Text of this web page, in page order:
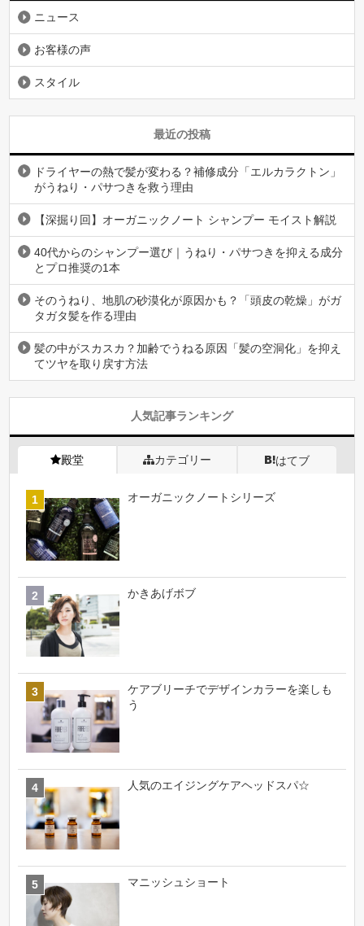
ニュース
お客様の声
スタイル
最近の投稿
ドライヤーの熱で髪が変わる？補修成分「エルカラクトン」
がうねり・パサつきを救う理由
【深掘り回】オーガニックノート シャンプー モイスト解説
40代からのシャンプー選び｜うねり・パサつきを抑える成分
とプロ推奨の1本
そのうねり、地肌の砂漠化が原因かも？「頭皮の乾燥」がガ
タガタ髪を作る理由
髪の中がスカスカ？加齢でうねる原因「髪の空洞化」を抑え
てツヤを取り戻す方法
人気記事ランキング
殿堂 カテゴリー はてブ
オーガニックノートシリーズ
かきあげボブ
ケアブリーチでデザインカラーを楽しも
う
人気のエイジングケアヘッドスパ☆
マニッシュショート